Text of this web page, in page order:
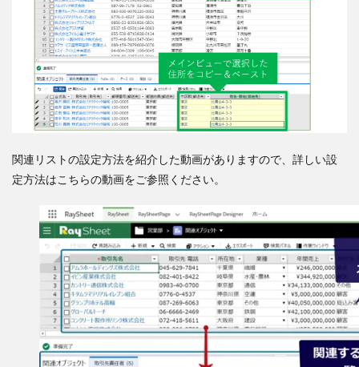
関連リストの設定方法を紹介した動画がありますので、詳しい設
定方法はこちらの動画をご参照ください。